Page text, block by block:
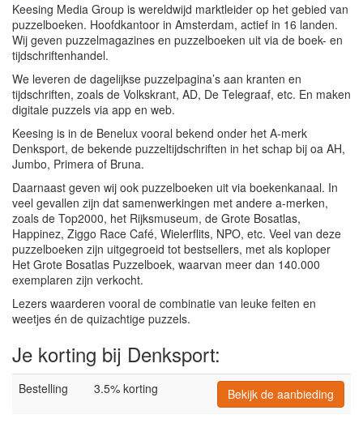
Keesing Media Group is wereldwijd marktleider op het gebied van
puzzelboeken. Hoofdkantoor in Amsterdam, actief in 16 landen.
Wij geven puzzelmagazines en puzzelboeken uit via de boek- en
tijdschriftenhandel.
We leveren de dagelijkse puzzelpagina’s aan kranten en
tijdschriften, zoals de Volkskrant, AD, De Telegraaf, etc. En maken
digitale puzzels via app en web.
Keesing is in de Benelux vooral bekend onder het A-merk
Denksport, de bekende puzzeltijdschriften in het schap bij oa AH,
Jumbo, Primera of Bruna.
Daarnaast geven wij ook puzzelboeken uit via boekenkanaal. In
veel gevallen zijn dat samenwerkingen met andere a-merken,
zoals de Top2000, het Rijksmuseum, de Grote Bosatlas,
Happinez, Ziggo Race Café, Wielerflits, NPO, etc. Veel van deze
puzzelboeken zijn uitgegroeid tot bestsellers, met als koploper
Het Grote Bosatlas Puzzelboek, waarvan meer dan 140.000
exemplaren zijn verkocht.
Lezers waarderen vooral de combinatie van leuke feiten en
weetjes én de quizachtige puzzels.
Je korting bij Denksport:
Bestelling 3.5% korting Bekijk de aanbieding